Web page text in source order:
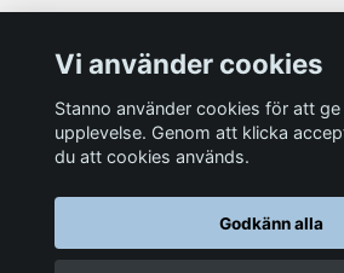
Sociala medier
Vi använder cookies
Stanno använder cookies för att
upplevelse. Genom att klicka
du att cookies används.
Godkänn alla